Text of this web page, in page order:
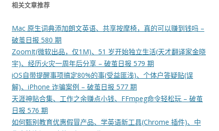
相关文章推荐
Mac 原生词典添加朗文英语、共享按摩椅，真的可以赚到钱吗 –
破茧日报 580 期
ZoomIt(微软出品，仅1M)、51 岁开始独立生活(天才翻译家金晓
宇)、经历火灾一周年后分享 – 破茧日报 579 期
iOS自带提醒事项搞定80%的事(受益匪浅)、个体户答疑贴(误
解)、iPhone 诈骗案例 – 破茧日报 577 期
天涯神贴合集、工作之余赚点小钱、FFmpeg命令轻松玩 – 破茧
日报 576 期
如何甄别教育优惠假冒产品、学英语新工具(Chrome 插件)、中